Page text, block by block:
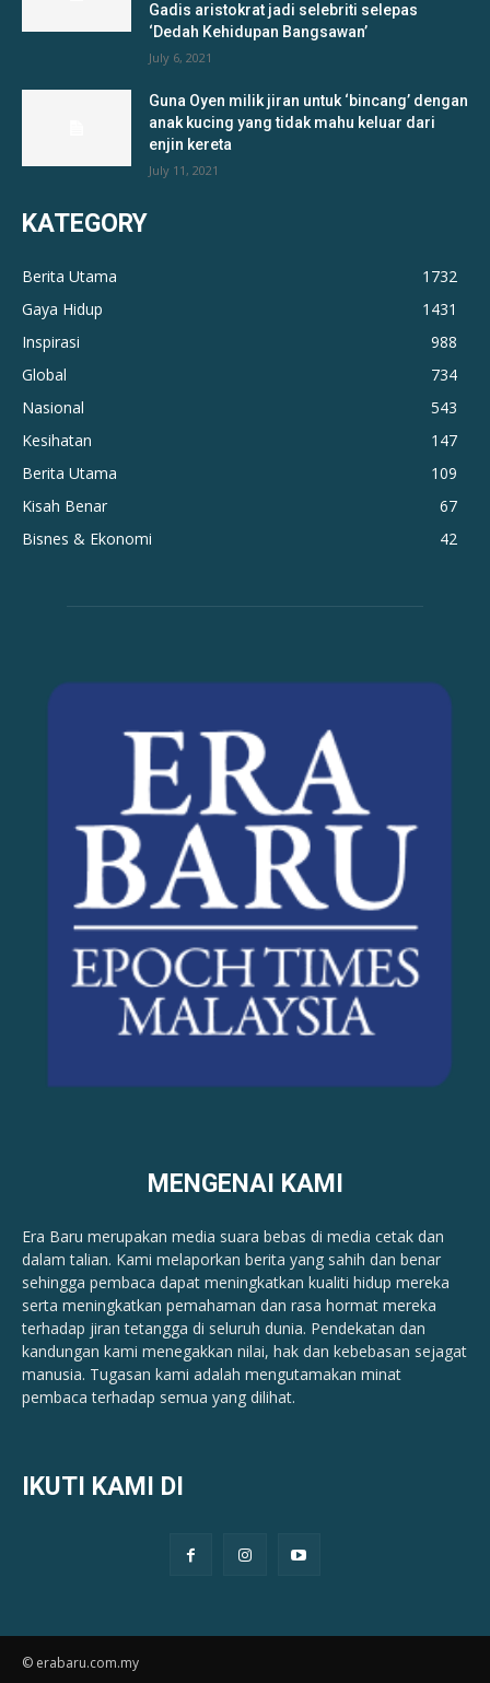
Gadis aristokrat jadi selebriti selepas
‘Dedah Kehidupan Bangsawan’
July 6, 2021
Guna Oyen milik jiran untuk ‘bincang’ dengan
anak kucing yang tidak mahu keluar dari
enjin kereta
July 11, 2021
KATEGORY
Berita Utama
1732
Gaya Hidup
1431
Inspirasi
988
Global
734
Nasional
543
Kesihatan
147
Berita Utama
109
Kisah Benar
67
Bisnes & Ekonomi
42
MENGENAI KAMI
Era Baru merupakan media suara bebas di media cetak dan
dalam talian. Kami melaporkan berita yang sahih dan benar ​​
sehingga pembaca dapat meningkatkan kualiti hidup mereka
serta meningkatkan pemahaman dan rasa hormat mereka
terhadap jiran tetangga di seluruh dunia. Pendekatan dan
kandungan kami menegakkan nilai, hak dan kebebasan sejagat
manusia. Tugasan kami adalah mengutamakan minat
pembaca terhadap semua yang dilihat.
IKUTI KAMI DI
© erabaru.com.my